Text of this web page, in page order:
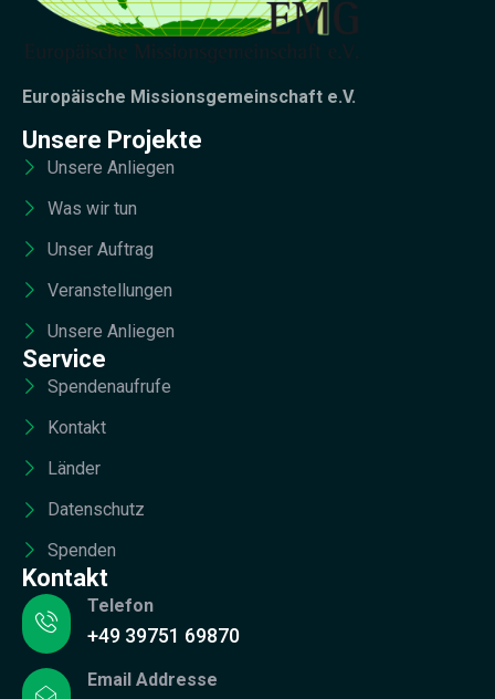
Europäische Missionsgemeinschaft e.V.
Unsere Projekte
Unsere Anliegen
Was wir tun
Unser Auftrag
Veranstellungen
Unsere Anliegen
Service
Spendenaufrufe
Kontakt
Länder
Datenschutz
Spenden
Kontakt
Telefon
+49 39751 69870
Email Addresse